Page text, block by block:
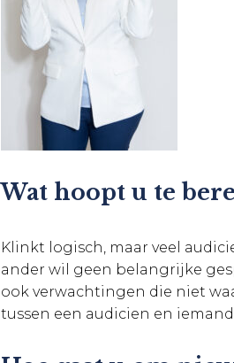
Wat hoopt u te
Klinkt logisch, maar veel
ander wil geen belangrijke
ook verwachtingen die niet
tussen een audicien en